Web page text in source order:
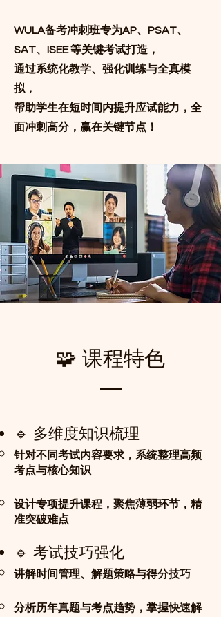
WULA备考冲刺班专为AP、PSAT、
SAT、ISEE 等关键考试打造，
通过系统化教学、强化训练与全真模
拟，
帮助学生在短时间内提升应试能力，全
面冲刺高分，赢在关键节点！
🧩 课程特色
🔹 多维度知识梳理
针对不同考试内容要求，系统整理高频
考点与核心知识
设计专项提升课程，聚焦薄弱环节，精
准突破难点
🔹 考试技巧强化
讲解时间管理、解题策略与得分技巧
分析历年真题与考点趋势，掌握快速解